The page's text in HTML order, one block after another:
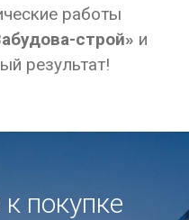
работы
строй» и
результат!
покупке